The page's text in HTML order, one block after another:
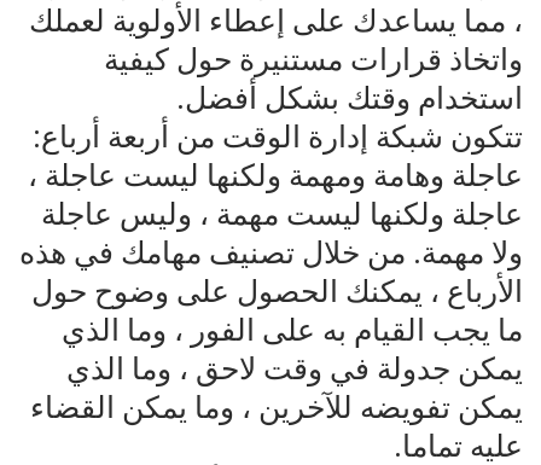
، مما يساعدك على إعطاء الأولوية لعملك
واتخاذ قرارات مستنيرة حول كيفية
استخدام وقتك بشكل أفضل.
تتكون شبكة إدارة الوقت من أربعة أرباع:
عاجلة وهامة ومهمة ولكنها ليست عاجلة ،
عاجلة ولكنها ليست مهمة ، وليس عاجلة
ولا مهمة. من خلال تصنيف مهامك في هذه
الأرباع ، يمكنك الحصول على وضوح حول
ما يجب القيام به على الفور ، وما الذي
يمكن جدولة في وقت لاحق ، وما الذي
يمكن تفويضه للآخرين ، وما يمكن القضاء
عليه تماما.